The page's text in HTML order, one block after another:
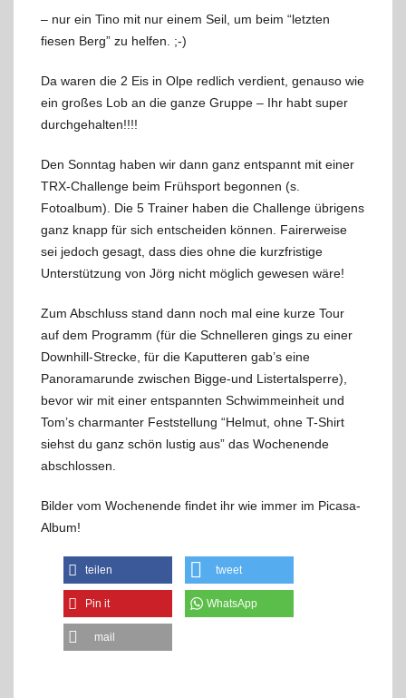
– nur ein Tino mit nur einem Seil, um beim “letzten
fiesen Berg” zu helfen. ;-)
Da waren die 2 Eis in Olpe redlich verdient, genauso wie
ein großes Lob an die ganze Gruppe – Ihr habt super
durchgehalten!!!!
Den Sonntag haben wir dann ganz entspannt mit einer
TRX-Challenge beim Frühsport begonnen (s.
Fotoalbum). Die 5 Trainer haben die Challenge übrigens
ganz knapp für sich entscheiden können. Fairerweise
sei jedoch gesagt, dass dies ohne die kurzfristige
Unterstützung von Jörg nicht möglich gewesen wäre!
Zum Abschluss stand dann noch mal eine kurze Tour
auf dem Programm (für die Schnelleren gings zu einer
Downhill-Strecke, für die Kaputteren gab’s eine
Panoramarunde zwischen Bigge-und Listertalsperre),
bevor wir mit einer entspannten Schwimmeinheit und
Tom’s charmanter Feststellung “Helmut, ohne T-Shirt
siehst du ganz schön lustig aus” das Wochenende
abschlossen.
Bilder vom Wochenende findet ihr wie immer im Picasa-
Album!
teilen tweet
Pin it WhatsApp
mail